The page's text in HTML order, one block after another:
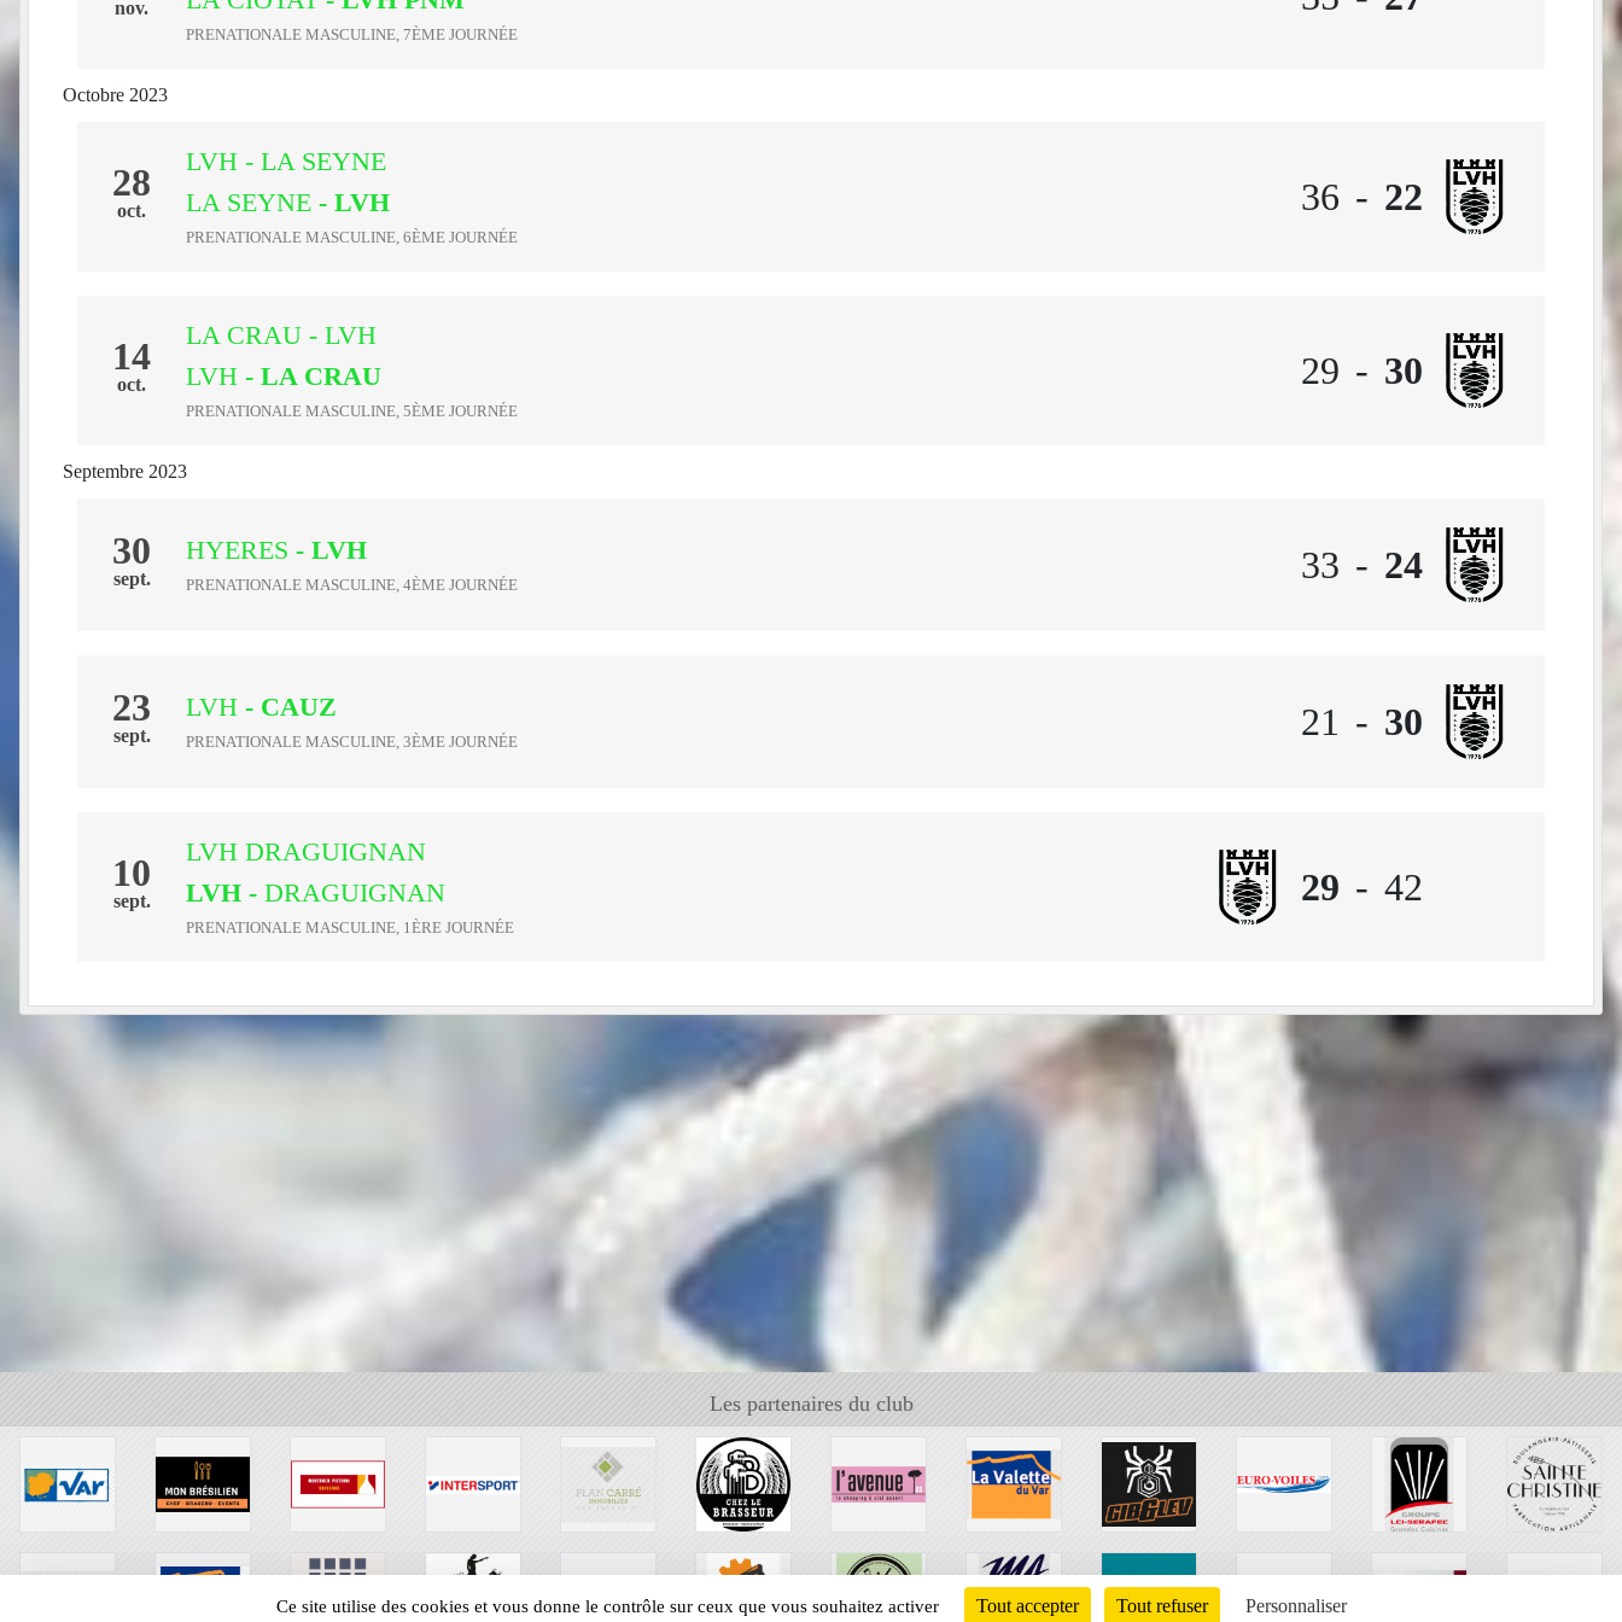
nov.
PRENATIONALE MASCULINE, 7ÈME JOURNÉE
Octobre 2023
28
oct.
LVH - LA SEYNE
LA SEYNE - LVH
PRENATIONALE MASCULINE, 6ÈME JOURNÉE
36 - 22
14
oct.
LA CRAU - LVH
LVH - LA CRAU
PRENATIONALE MASCULINE, 5ÈME JOURNÉE
29 - 30
Septembre 2023
30
sept.
HYERES - LVH
PRENATIONALE MASCULINE, 4ÈME JOURNÉE 33 - 24
23
sept.
LVH - CAUZ
PRENATIONALE MASCULINE, 3ÈME JOURNÉE 21 - 30
10
sept.
LVH DRAGUIGNAN
LVH - DRAGUIGNAN
PRENATIONALE MASCULINE, 1ÈRE JOURNÉE
29 - 42
Les partenaires du club
Ce site utilise des cookies et vous donne le contrôle sur ceux que vous souhaitez activer Tout accepter Tout refuser Personnaliser